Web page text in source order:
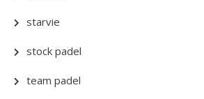
starvie
stock padel
team padel